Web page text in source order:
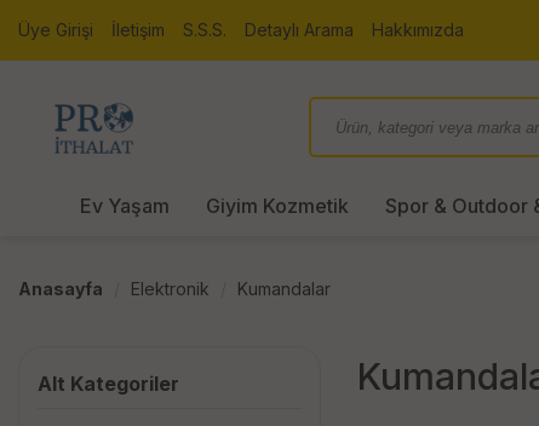
Üye Girişi İletişim S.S.S. Detaylı Arama Hakkımızda
Ev Yaşam Giyim Kozmetik Spor & Outdoor
Anasayfa Elektronik Kumandalar
Alt Kategoriler